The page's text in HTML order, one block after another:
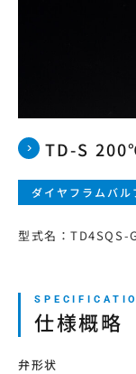
TD-S
ダイヤフラムバ
型式名：TD4SQS-
仕様概略
弁形状